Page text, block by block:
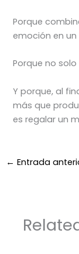
Porque
emoción en
Porque no
Y porque, al
más que
es regalar un
← Entrada